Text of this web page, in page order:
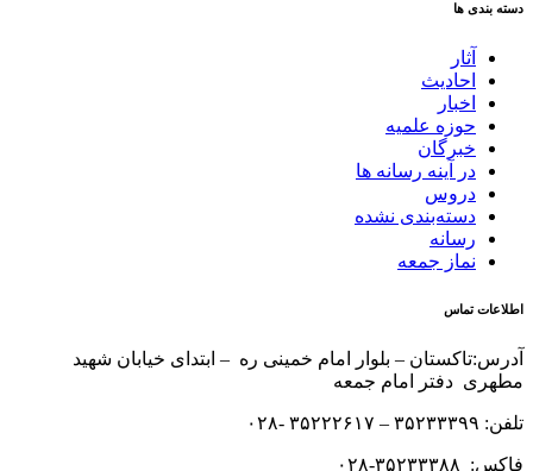
دسته بندی ها
آثار
احادیث
اخبار
حوزه علمیه
خبرگان
در آینه رسانه ها
دروس
دسته‌بندی نشده
رسانه
نماز جمعه
اطلاعات تماس
آدرس:تاکستان – بلوار امام خمینی ره – ابتدای خیابان شهید
مطهری دفتر امام جمعه
تلفن: ۳۵۲۳۳۳۹۹ – ۳۵۲۲۲۶۱۷ -۰۲۸
فاکس: ۳۵۲۳۳۳۸۸-۰۲۸